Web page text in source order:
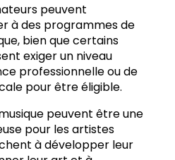
peuvent
à des programmes de
bien que certains
exiger un niveau
professionnelle ou de
pour être éligible.
peuvent être une
pour les artistes
à développer leur